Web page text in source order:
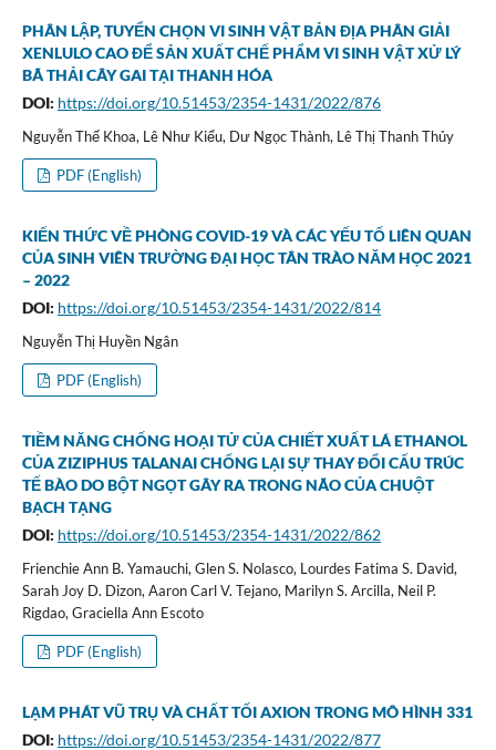
PHÂN LẬP, TUYỂN CHỌN VI SINH VẬT BẢN ĐỊA PHÂN GIẢI
XENLULO CAO ĐỂ SẢN XUẤT CHẾ PHẨM VI SINH VẬT XỬ LÝ
BÃ THẢI CÂY GAI TẠI THANH HÓA
DOI: https://doi.org/10.51453/2354-1431/2022/876
Nguyễn Thế Khoa, Lê Như Kiểu, Dư Ngọc Thành, Lê Thị Thanh Thủy
PDF (English)
KIẾN THỨC VỀ PHÒNG COVID-19 VÀ CÁC YẾU TỐ LIÊN QUAN
CỦA SINH VIÊN TRƯỜNG ĐẠI HỌC TÂN TRÀO NĂM HỌC 2021
– 2022
DOI: https://doi.org/10.51453/2354-1431/2022/814
Nguyễn Thị Huyền Ngân
PDF (English)
TIỀM NĂNG CHỐNG HOẠI TỬ CỦA CHIẾT XUẤT LÁ ETHANOL
CỦA ZIZIPHUS TALANAI CHỐNG LẠI SỰ THAY ĐỔI CẤU TRÚC
TẾ BÀO DO BỘT NGỌT GÂY RA TRONG NÃO CỦA CHUỘT
BẠCH TẠNG
DOI: https://doi.org/10.51453/2354-1431/2022/862
Frienchie Ann B. Yamauchi, Glen S. Nolasco, Lourdes Fatima S. David,
Sarah Joy D. Dizon, Aaron Carl V. Tejano, Marilyn S. Arcilla, Neil P.
Rigdao, Graciella Ann Escoto
PDF (English)
LẠM PHÁT VŨ TRỤ VÀ CHẤT TỐI AXION TRONG MÔ HÌNH 331
DOI: https://doi.org/10.51453/2354-1431/2022/877